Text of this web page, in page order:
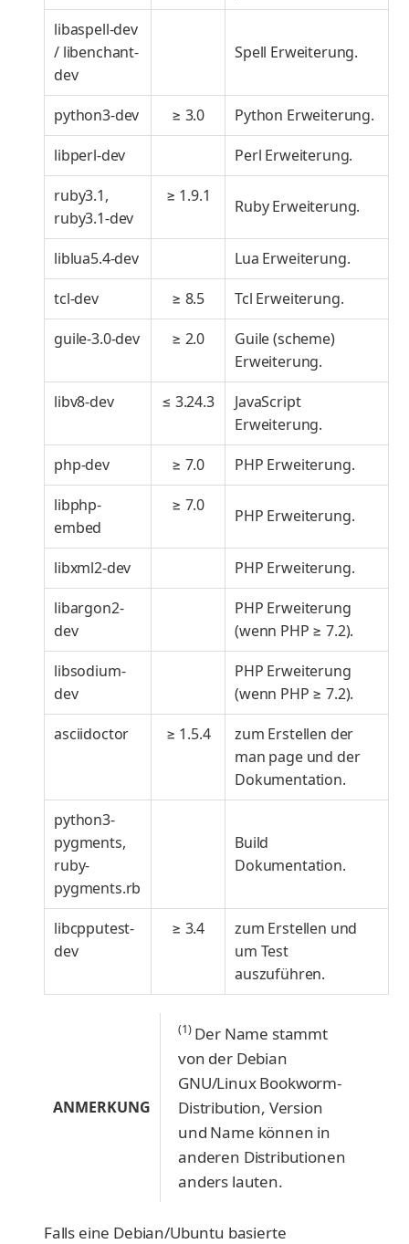
libaspell-dev
/ libenchant-
dev
Spell Erweiterung.
python3-dev ≥ 3.0
Python Erweiterung.
libperl-dev
Perl Erweiterung.
ruby3.1,
ruby3.1-dev
≥ 1.9.1
Ruby Erweiterung.
liblua5.4-dev
Lua Erweiterung.
tcl-dev
≥ 8.5
Tcl Erweiterung.
guile-3.0-dev
≥ 2.0
Guile (scheme)
Erweiterung.
libv8-dev
≤ 3.24.3
JavaScript
Erweiterung.
php-dev
≥ 7.0
PHP Erweiterung.
libphp-
embed
≥ 7.0
PHP Erweiterung.
libxml2-dev
PHP Erweiterung.
libargon2-
dev
PHP Erweiterung
(wenn PHP ≥ 7.2).
libsodium-
dev
PHP Erweiterung
(wenn PHP ≥ 7.2).
asciidoctor
≥ 1.5.4
zum Erstellen der
man page und der
Dokumentation.
python3-
pygments,
ruby-
pygments.rb
Build
Dokumentation.
libcpputest-
dev
≥ 3.4
zum Erstellen und
um Test
auszuführen.
ANMERKUNG
(1)Der Name stammt
von der Debian
GNU/Linux Bookworm-
Distribution, Version
und Name können in
anderen Distributionen
anders lauten.
Falls eine Debian/Ubuntu basierte